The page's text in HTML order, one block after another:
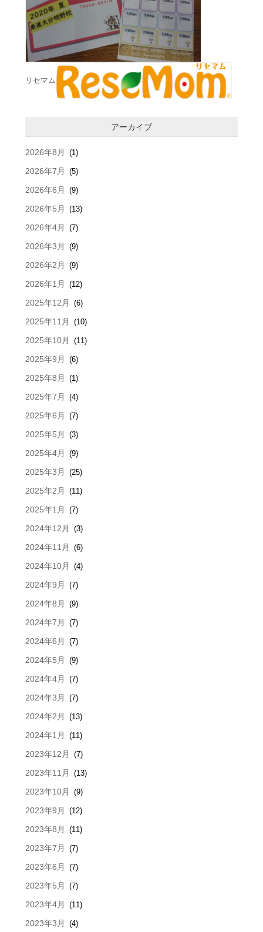
リセマム
アーカイブ
2026年8月 (1)
2026年7月 (5)
2026年6月 (9)
2026年5月 (13)
2026年4月 (7)
2026年3月 (9)
2026年2月 (9)
2026年1月 (12)
2025年12月 (6)
2025年11月 (10)
2025年10月 (11)
2025年9月 (6)
2025年8月 (1)
2025年7月 (4)
2025年6月 (7)
2025年5月 (3)
2025年4月 (9)
2025年3月 (25)
2025年2月 (11)
2025年1月 (7)
2024年12月 (3)
2024年11月 (6)
2024年10月 (4)
2024年9月 (7)
2024年8月 (9)
2024年7月 (7)
2024年6月 (7)
2024年5月 (9)
2024年4月 (7)
2024年3月 (7)
2024年2月 (13)
2024年1月 (11)
2023年12月 (7)
2023年11月 (13)
2023年10月 (9)
2023年9月 (12)
2023年8月 (11)
2023年7月 (7)
2023年6月 (7)
2023年5月 (7)
2023年4月 (11)
2023年3月 (4)